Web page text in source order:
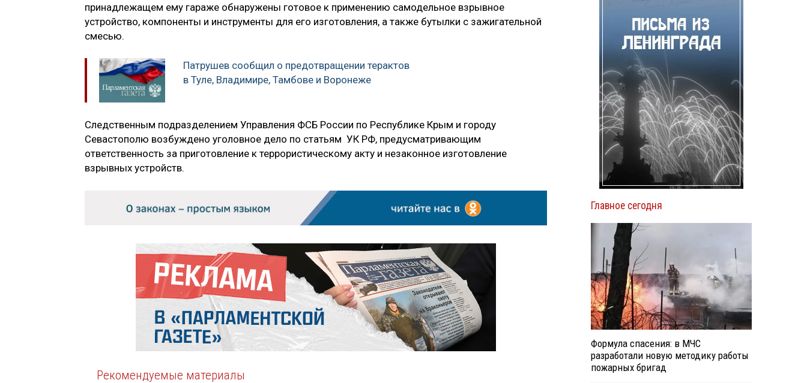
принадлежащем ему гараже обнаружены готовое к применению самодельное взрывное
устройство, компоненты и инструменты для его изготовления, а также бутылки с зажигательной
смесью.
Патрушев сообщил о предотвращении терактов
в Туле, Владимире, Тамбове и Воронеже
Следственным подразделением Управления ФСБ России по Республике Крым и городу
Севастополю возбуждено уголовное дело по статьям УК РФ, предусматривающим
ответственность за приготовление к террористическому акту и незаконное изготовление
взрывных устройств.
Рекомендуемые материалы
Главное сегодня
Формула спасения: в МЧС
разработали новую методику работы
пожарных бригад